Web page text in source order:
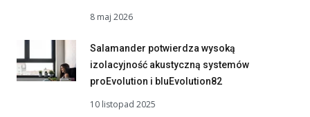
8 maj 2026
Salamander potwierdza wysoką
izolacyjność akustyczną systemów
proEvolution i bluEvolution82
10 listopad 2025